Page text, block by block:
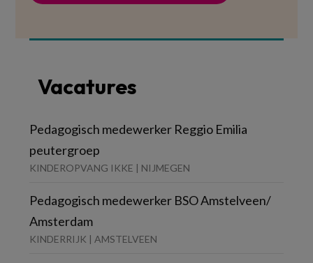
Vacatures
Pedagogisch medewerker Reggio Emilia
peutergroep
KINDEROPVANG IKKE | NIJMEGEN
Pedagogisch medewerker BSO Amstelveen/
Amsterdam
KINDERRIJK | AMSTELVEEN